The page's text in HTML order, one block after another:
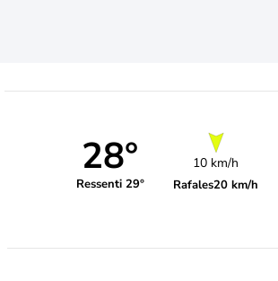
28°
Ressenti 29°
10 km/h
Rafales20 km/h